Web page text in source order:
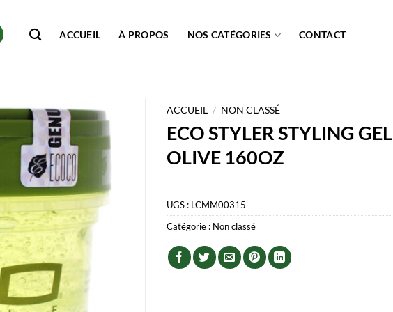
ACCUEIL À PROPOS NOS CATÉGORIES CONTACT
ACCUEIL / NON CLASSÉ
ECO STYLER STYLING GEL
OLIVE 160OZ
UGS : LCMM00315
Catégorie : Non classé